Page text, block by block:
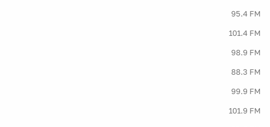
95.4 FM
101.4 FM
98.9 FM
88.3 FM
99.9 FM
101.9 FM